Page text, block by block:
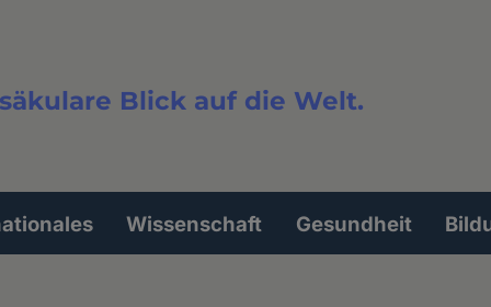
Blick auf die Welt.
Wissenschaft Gesundheit